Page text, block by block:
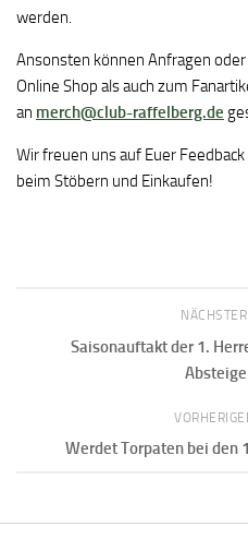
werden.
Ansonsten können Anfragen
Online Shop als auch zum
an merch@club-raffelberg.de
Wir freuen uns auf Euer
beim Stöbern und Einkaufen!
Saisonauftakt der 1.
Werdet Torpaten bei den